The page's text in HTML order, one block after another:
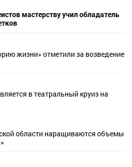
мастерству учил обладатель
жизни» отметили за возведение
в театральный круиз на
области наращиваются объемы